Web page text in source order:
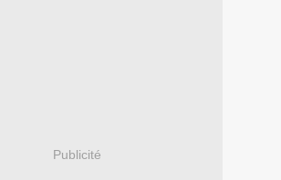
Publicité